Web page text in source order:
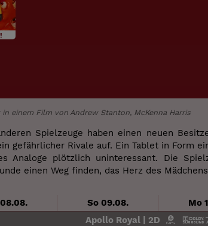
einem Film von Andrew Stanton, McKenna Harris
Spielzeuge haben einen neuen
gefährlicher Rivale auf. Ein Tablet in Form
Analoge plötzlich uninteressant. Die
einen Weg finden, das Herz des
So 09.08. Mo
Apollo Royal | 2D